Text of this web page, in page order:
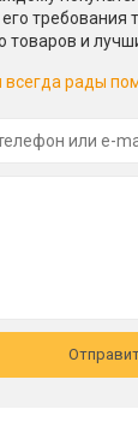
требования
товаров и
рады